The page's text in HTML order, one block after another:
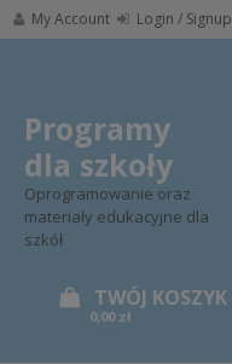
Skip
to
My Account Login / Signup
Programy
dla szkoły
Oprogramowanie oraz
materiały edukacyjne dla
szkół
0,00 zł